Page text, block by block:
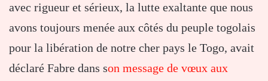
avec rigueur et sérieux, la lutte exaltante que nous
avons toujours menée aux côtés du peuple togolais
pour la libération de notre cher pays le Togo, avait
déclaré Fabre dans son message de vœux aux